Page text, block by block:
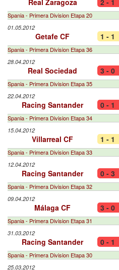
Real Zaragoza 2 - 1
Spania - Primera Division Etapa 20
01.05.2012
Getafe CF 1 - 1
Spania - Primera Division Etapa 36
28.04.2012
Real Sociedad 3 - 0
Spania - Primera Division Etapa 35
22.04.2012
Racing Santander 0 - 1
Spania - Primera Division Etapa 34
15.04.2012
Villarreal CF 1 - 1
Spania - Primera Division Etapa 33
12.04.2012
Racing Santander 0 - 3
Spania - Primera Division Etapa 32
09.04.2012
Málaga CF 3 - 0
Spania - Primera Division Etapa 31
31.03.2012
Racing Santander 0 - 1
Spania - Primera Division Etapa 30
25.03.2012